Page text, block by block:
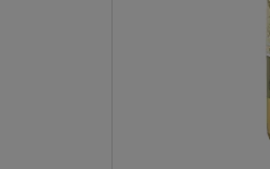
wordt daarom
De wijngaarden
tempranillo,
De wijnen rijpen
perfecte omgeving
later dan de